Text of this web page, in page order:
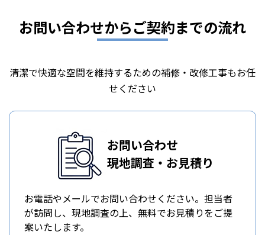
お問い合わせからご契約までの流れ
清潔で快適な空間を維持するための補修・改修工事もお任
せください
お問い合わせ
現地調査・お見積り
お電話やメールでお問い合わせください。担当者
が訪問し、現地調査の上、無料でお見積りをご提
案いたします。